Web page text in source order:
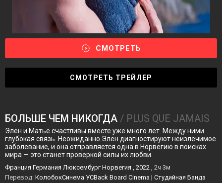
СМОТРЕТЬ
СМОТРЕТЬ ТРЕЙЛЕР
БОЛЬШЕ ЧЕМ НИКОГДА / PLUS QUE JAMAIS
Элен и Матье счастливы вместе уже много лет. Между ними
глубокая связь. Неожиданно Элен диагностируют неизлечимое
заболевание, и она отправляется одна в Норвегию в поисках
мира — это станет проверкой силы их любви.
Франция Германия Люксембург Норвегия , 2022 , 2ч 3м
Перевод: КолобокСинема УСBack Board Cinema | Студийная Банда